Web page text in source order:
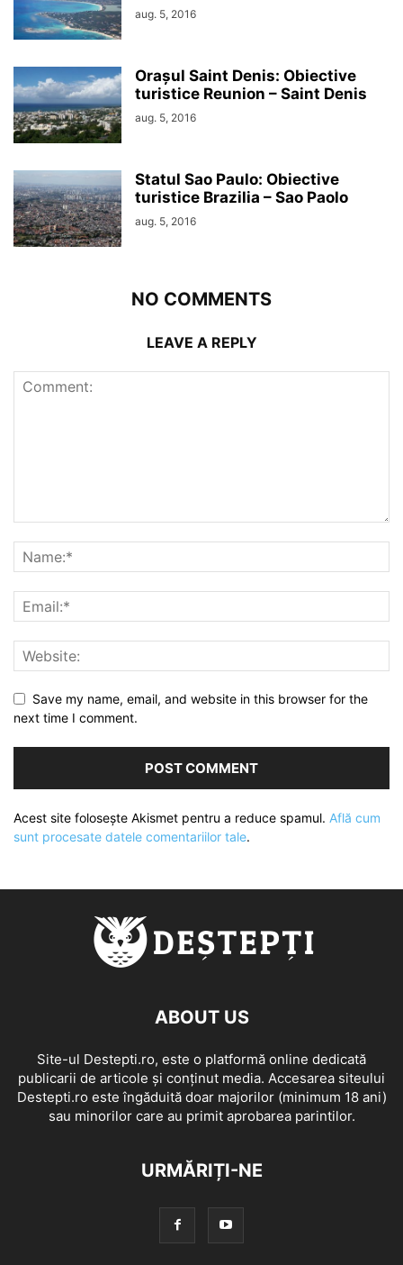
aug. 5, 2016
Orașul Saint Denis: Obiective
turistice Reunion – Saint Denis
aug. 5, 2016
Statul Sao Paulo: Obiective
turistice Brazilia – Sao Paolo
aug. 5, 2016
NO COMMENTS
LEAVE A REPLY
Save my name, email, and website in this browser for the
next time I comment.
Acest site folosește Akismet pentru a reduce spamul. Află cum
sunt procesate datele comentariilor tale.
ABOUT US
Site-ul Destepti.ro, este o platformă online dedicată
publicarii de articole și conținut media. Accesarea siteului
Destepti.ro este îngăduită doar majorilor (minimum 18 ani)
sau minorilor care au primit aprobarea parintilor.
URMĂRIȚI-NE